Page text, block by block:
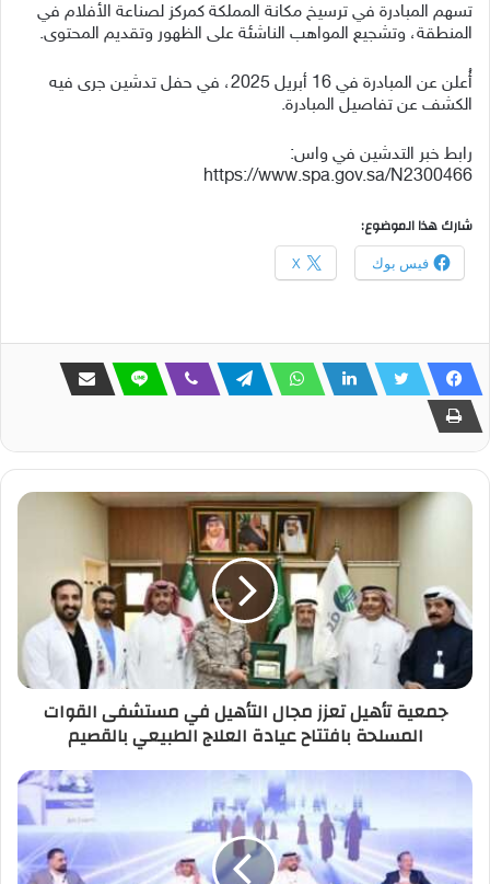
تسهم المبادرة في ترسيخ مكانة المملكة كمركز لصناعة الأفلام في
المنطقة، وتشجيع المواهب الناشئة على الظهور وتقديم المحتوى.
أُعلن عن المبادرة في 16 أبريل 2025، في حفل تدشين جرى فيه
الكشف عن تفاصيل المبادرة.
رابط خبر التدشين في واس:
https://www.spa.gov.sa/N2300466
شارك هذا الموضوع:
فيس بوك X
جمعية تأهيل تعزز مجال التأهيل في مستشفى القوات
المسلحة بافتتاح عيادة العلاج الطبيعي بالقصيم